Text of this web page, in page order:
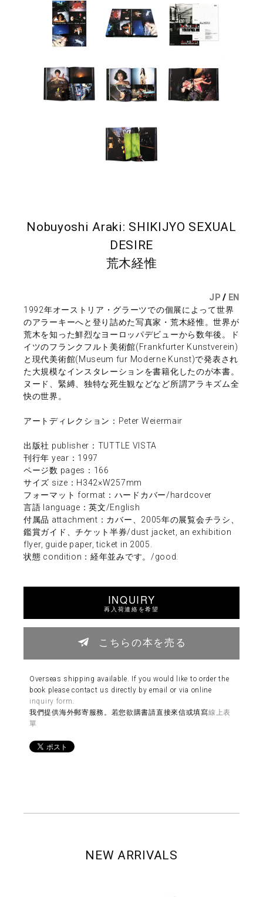
Nobuyoshi Araki: SHIKIJYO SEXUAL
DESIRE
荒木経惟
JP / EN
1992年オーストリア・グラーツでの個展によって世界
のアラーキーへと登り詰めた写真家・荒木経惟。世界が
荒木を知った鮮烈なヨーロッパデビューから数年後。ド
イツのフランクフルト美術館(Frankfurter Kunstverein)
と現代美術館(Museum fur Moderne Kunst)で発表され
た大規模なインスタレーションを書籍化したのが本書。
ヌード、緊縛、独特な死生観などなど所謂アラキズム全
快の世界。
アートディレクション：Peter Weiermair
出版社 publisher：TUTTLE VISTA
刊行年 year：1997
ページ数 pages：166
サイズ size：H342×W257mm
フォーマット format：ハードカバー/hardcover
言語 language：英文/English
付属品 attachment：カバー、2005年の展覧会チラシ、
鑑賞ガイド、チケット半券/dust jacket, an exhibition
flyer, guide paper, ticket in 2005.
状態 condition：経年並みです。/good.
INQUIRY
再入荷連絡を希望
こちらの本を売る
Overseas shipping available. If you would like to order the
book please contact us directly by email or via online
inquiry form
我們提供海外郵寄服務。若您欲購書請直接來信或填寫線上表
單
NEW ARRIVALS